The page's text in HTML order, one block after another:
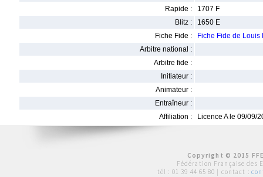
Rapide :
1707 F
Blitz :
1650 E
Fiche Fide :
Fiche Fide de Louis
Arbitre national :
Arbitre fide :
Initiateur :
Animateur :
Entraîneur :
Affiliation :
Licence A le 09/09/
Copyright © 2015
Fédération Française des
tél : 01 39 44 65 80 | contact :